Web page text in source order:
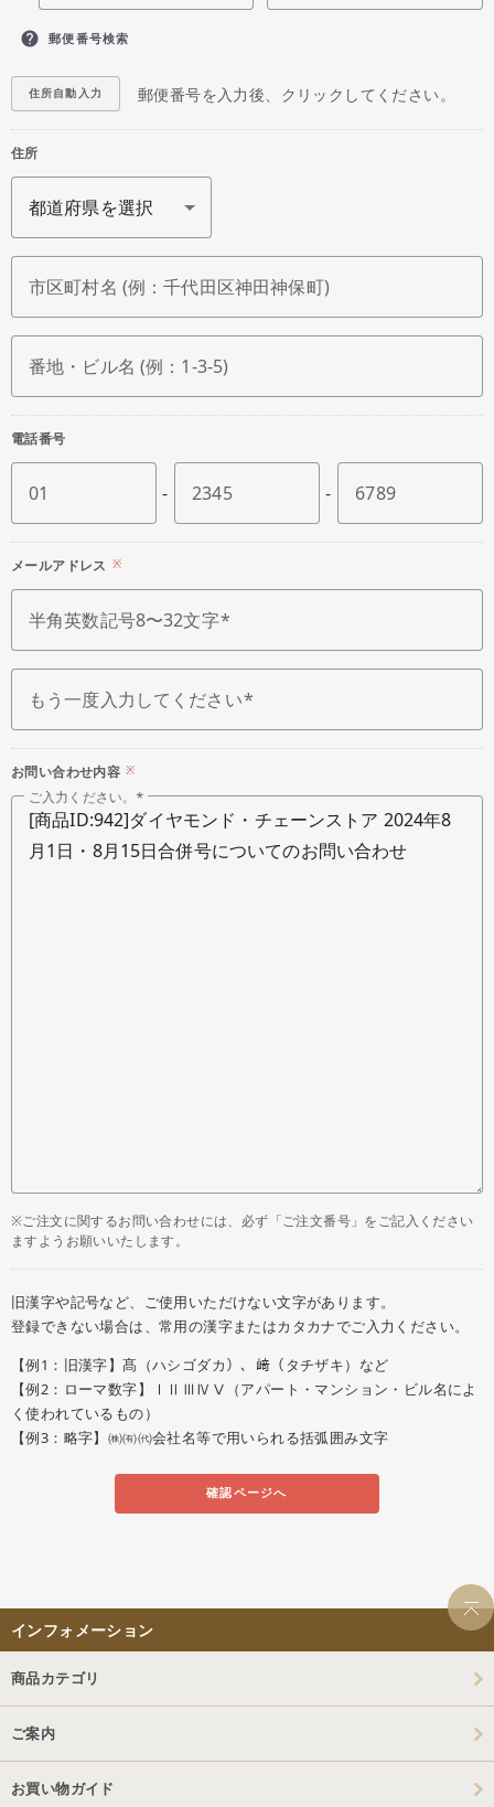
help 郵便番号検索
住所自動入力 郵便番号を入力後、クリックしてください。
住所
市区町村名 (例：千代田区神田神保町)
番地・ビル名 (例：1-3-5)
電話番号
01 - 2345 - 6789
メールアドレス ※
半角英数記号8〜32文字
もう一度入力してください
お問い合わせ内容 ※
ご入力ください。
※ご注文に関するお問い合わせには、必ず「ご注文番号」をご記入ください
ますようお願いいたします。
旧漢字や記号など、ご使用いただけない文字があります。
登録できない場合は、常用の漢字またはカタカナでご入力ください。
【例1：旧漢字】髙（ハシゴダカ）、﨑（タチザキ）など
【例2：ローマ数字】ⅠⅡⅢⅣⅤ（アパート・マンション・ビル名によ
く使われているもの）
【例3：略字】㈱㈲㈹会社名等で用いられる括弧囲み文字
確認ページへ
インフォメーション
商品カテゴリ
ご案内
お買い物ガイド